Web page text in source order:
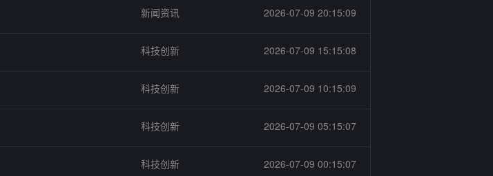
新闻资讯 2026-07-09 20:15:09
科技创新 2026-07-09 15:15:08
科技创新 2026-07-09 10:15:09
科技创新 2026-07-09 05:15:07
科技创新 2026-07-09 00:15:07